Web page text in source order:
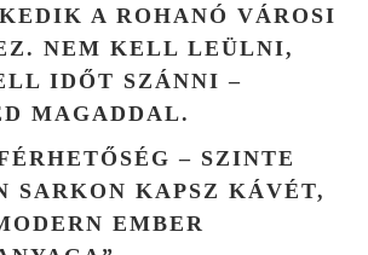
A ROHANÓ VÁROSI
NEM KELL LEÜLNI,
IDŐT SZÁNNI –
MAGADDAL.
– SZINTE
SARKON KAPSZ KÁVÉT,
EMBER